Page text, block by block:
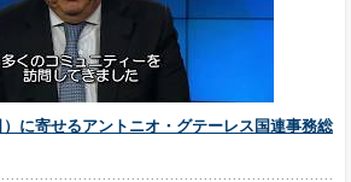
に寄せるアントニオ・グテーレス国連事務総